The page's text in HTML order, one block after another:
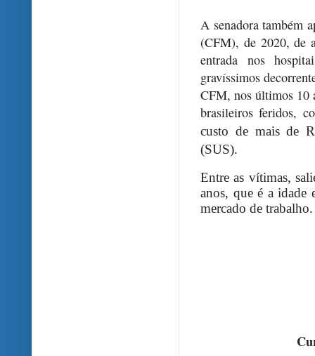
A senadora também
(CFM), de 2020, de
entrada nos
gravíssimos
CFM, nos últimos 10
brasileiros feridos,
custo de mais de
(SUS).
Entre as vítimas,
anos, que é a idade
mercado de